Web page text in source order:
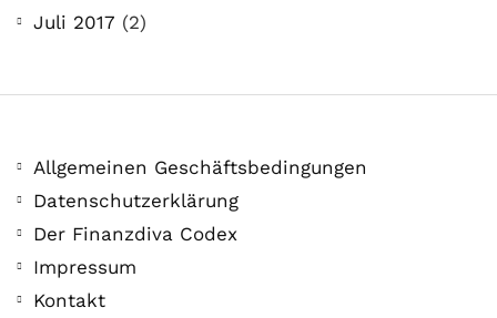
Juli 2017 (2)
Allgemeinen Geschäftsbedingungen
Datenschutzerklärung
Der Finanzdiva Codex
Impressum
Kontakt